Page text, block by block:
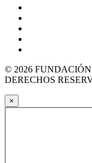
© 2026
DERECHOS
×